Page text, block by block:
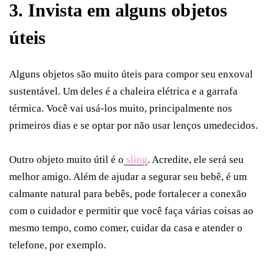
3. Invista em alguns objetos
úteis
Alguns objetos são muito úteis para compor seu enxoval
sustentável. Um deles é a chaleira elétrica e a garrafa
térmica. Você vai usá-los muito, principalmente nos
primeiros dias e se optar por não usar lenços umedecidos.
Outro objeto muito útil é o sling. Acredite, ele será seu
melhor amigo. Além de ajudar a segurar seu bebê, é um
calmante natural para bebês, pode fortalecer a conexão
com o cuidador e permitir que você faça várias coisas ao
mesmo tempo, como comer, cuidar da casa e atender o
telefone, por exemplo.